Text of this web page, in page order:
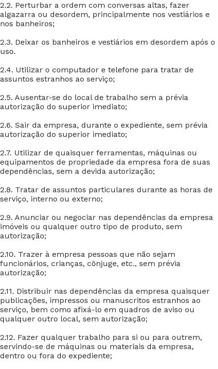
2.2. Perturbar a ordem com conversas altas, fazer
algazarra ou desordem, principalmente nos vestiários e
nos banheiros;
2.3. Deixar os banheiros e vestiários em desordem após o
uso.
2.4. Utilizar o computador e telefone para tratar de
assuntos estranhos ao serviço;
2.5. Ausentar-se do local de trabalho sem a prévia
autorização do superior imediato;
2.6. Sair da empresa, durante o expediente, sem prévia
autorização do superior imediato;
2.7. Utilizar de quaisquer ferramentas, máquinas ou
equipamentos de propriedade da empresa fora de suas
dependências, sem a devida autorização;
2.8. Tratar de assuntos particulares durante as horas de
serviço, interno ou externo;
2.9. Anunciar ou negociar nas dependências da empresa
imóveis ou qualquer outro tipo de produto, sem
autorização;
2.10. Trazer à empresa pessoas que não sejam
funcionários, crianças, cônjuge, etc., sem prévia
autorização;
2.11. Distribuir nas dependências da empresa quaisquer
publicações, impressos ou manuscritos estranhos ao
serviço, bem como afixá-lo em quadros de aviso ou
qualquer outro local, sem autorização;
2.12. Fazer qualquer trabalho para si ou para outrem,
servindo-se de máquinas ou materiais da empresa,
dentro ou fora do expediente;